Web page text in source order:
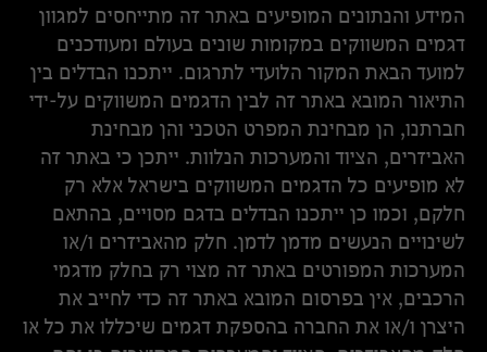
המידע והנתונים המופיעים באתר זה מתייחסים למגוון
דגמים המשווקים במקומות שונים בעולם ומעודכנים
למועד הבאת המקור הלועדי לתרגום. ייתכנו הבדלים בין
התיאור המובא באתר זה לבין הדגמים המשווקים על-ידי
חברתנו, הן מבחינת המפרט הטכני והן מבחינת
האביזרים, הציוד והמערכות הנלוות. ייתכן כי באתר זה
לא מופיעים כל הדגמים המשווקים בישראל אלא רק
חלקם, וכמו כן ייתכנו הבדלים בדגם מסויים, בהתאם
לשינויים הנעשים מדמן לדמן. חלק מהאביזרים ו/או
המערכות המפורטים באתר זה מצוי רק בחלק מדגמי
הרכבים, אין בפרסום המובא באתר זה כדי לחייב את
היצרן ו/או את החברה בהספקת דגמים שיכללו את כל או